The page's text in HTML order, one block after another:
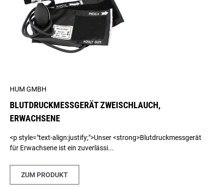
HUM GMBH
BLUTDRUCKMESSGERÄT ZWEISCHLAUCH,
ERWACHSENE
<p style="text-align:justify;">Unser <strong>Blutdruckmessgerät
für Erwachsene ist ein zuverlässi...
ZUM PRODUKT